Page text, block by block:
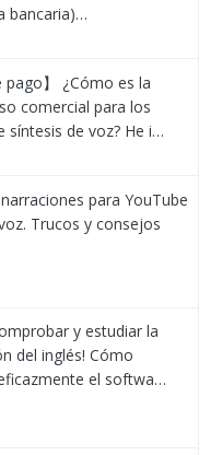
bancaria)…
pago】 ¿Cómo es la
comercial para los
síntesis de voz? He i…
para YouTube
Trucos y consejos
y estudiar la
del inglés! Cómo
el softwa…